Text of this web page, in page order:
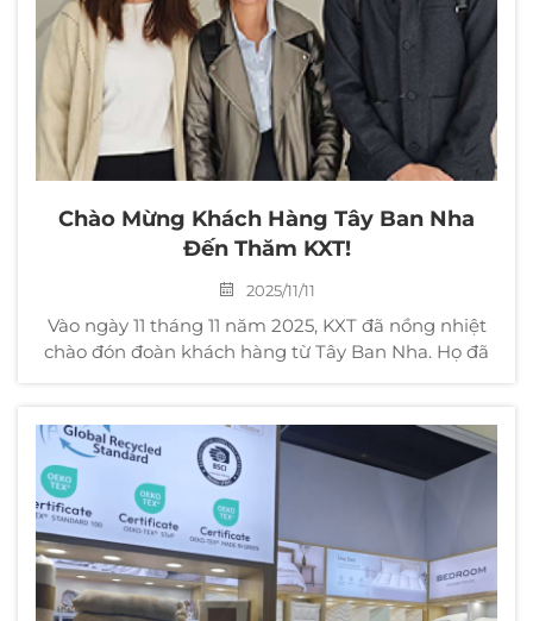
Chào Mừng Khách Hàng Tây Ban Nha
Đến Thăm KXT!
2025/11/11
Vào ngày 11 tháng 11 năm 2025, KXT đã nồng nhiệt
chào đón đoàn khách hàng từ Tây Ban Nha. Họ đã
đổi sâu rộng về hợp tác trong tương lai.